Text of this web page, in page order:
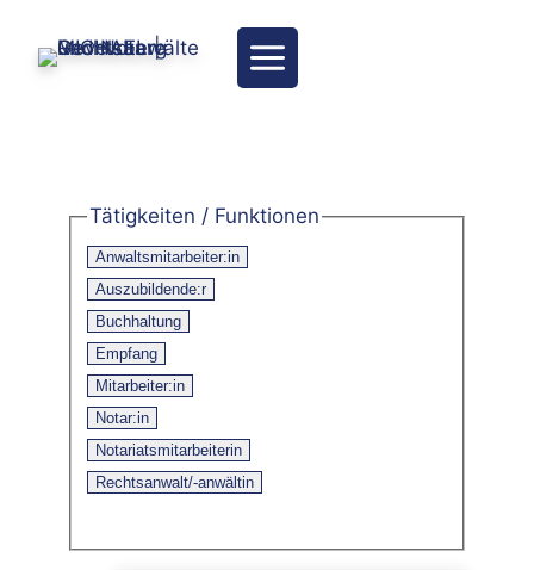
Inhalt
Tätigkeiten / Funktionen
Anwaltsmitarbeiter:in
Auszubildende:r
Buchhaltung
Empfang
Mitarbeiter:in
Notar:in
Notariatsmitarbeiterin
Rechtsanwalt/-anwältin